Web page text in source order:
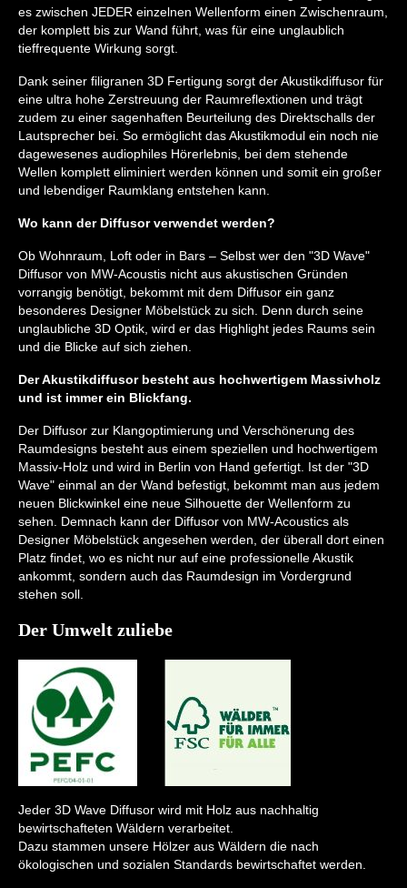
es zwischen JEDER einzelnen Wellenform einen Zwischenraum,
der komplett bis zur Wand führt, was für eine unglaublich
tieffrequente Wirkung sorgt.
Dank seiner filigranen 3D Fertigung sorgt der Akustikdiffusor für
eine ultra hohe Zerstreuung der Raumreflextionen und trägt
zudem zu einer sagenhaften Beurteilung des Direktschalls der
Lautsprecher bei. So ermöglicht das Akustikmodul ein noch nie
dagewesenes audiophiles Hörerlebnis, bei dem stehende
Wellen komplett eliminiert werden können und somit ein großer
und lebendiger Raumklang entstehen kann.
Wo kann der Diffusor verwendet werden?
Ob Wohnraum, Loft oder in Bars – Selbst wer den "3D Wave"
Diffusor von MW-Acoustis nicht aus akustischen Gründen
vorrangig benötigt, bekommt mit dem Diffusor ein ganz
besonderes Designer Möbelstück zu sich. Denn durch seine
unglaubliche 3D Optik, wird er das Highlight jedes Raums sein
und die Blicke auf sich ziehen.
Der Akustikdiffusor besteht aus hochwertigem Massivholz
und ist immer ein Blickfang.
Der Diffusor zur Klangoptimierung und Verschönerung des
Raumdesigns besteht aus einem speziellen und hochwertigem
Massiv-Holz und wird in Berlin von Hand gefertigt. Ist der "3D
Wave" einmal an der Wand befestigt, bekommt man aus jedem
neuen Blickwinkel eine neue Silhouette der Wellenform zu
sehen. Demnach kann der Diffusor von MW-Acoustics als
Designer Möbelstück angesehen werden, der überall dort einen
Platz findet, wo es nicht nur auf eine professionelle Akustik
ankommt, sondern auch das Raumdesign im Vordergrund
stehen soll.
Der Umwelt zuliebe
Jeder 3D Wave Diffusor wird mit Holz aus nachhaltig
bewirtschafteten Wäldern verarbeitet.
Dazu stammen unsere Hölzer aus Wäldern die nach
ökologischen und sozialen Standards bewirtschaftet werden.